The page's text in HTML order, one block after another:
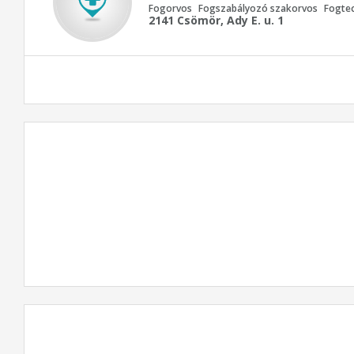
Fogorvos Fogszabályozó szakorvos
2141 Csömör, Ady E. u. 1